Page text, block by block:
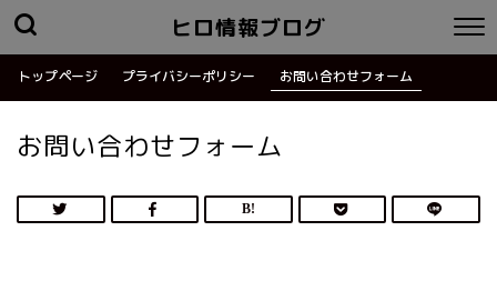
ヒロ情報ブログ
トップページ プライバシーポリシー お問い合わせフォーム
お問い合わせフォーム